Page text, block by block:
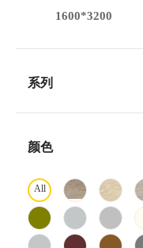
1600*3200
系列
颜色
All